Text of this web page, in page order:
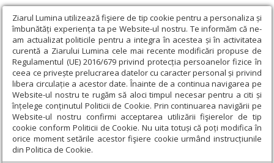
Ziarul Lumina utilizează fişiere de tip cookie pentru a personaliza și
îmbunătăți experiența ta pe Website-ul nostru. Te informăm că ne-
am actualizat politicile pentru a integra în acestea și în activitatea
curentă a Ziarului Lumina cele mai recente modificări propuse de
Regulamentul (UE) 2016/679 privind protecția persoanelor fizice în
ceea ce privește prelucrarea datelor cu caracter personal și privind
libera circulație a acestor date. Înainte de a continua navigarea pe
Website-ul nostru te rugăm să aloci timpul necesar pentru a citi și
înțelege conținutul Politicii de Cookie. Prin continuarea navigării pe
Website-ul nostru confirmi acceptarea utilizării fişierelor de tip
cookie conform Politicii de Cookie. Nu uita totuși că poți modifica în
orice moment setările acestor fişiere cookie urmând instrucțiunile
din Politica de Cookie.
Ziarul Lumina › Actualitate religioasă › Știri › Hramul Icoanei
Maicii Domnului „Îndrumătoarea” de la Mănăstirea Neamț
Hramul Icoanei Maicii Domnului
„Îndrumătoarea” de la Mănăstirea Neamț